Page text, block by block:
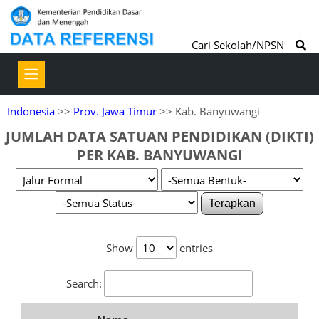
Cari Sekolah/NPSN
Indonesia >> Prov. Jawa Timur >> Kab. Banyuwangi
JUMLAH DATA SATUAN PENDIDIKAN (DIKTI)
PER KAB. BANYUWANGI
Terapkan
Show entries
Search: